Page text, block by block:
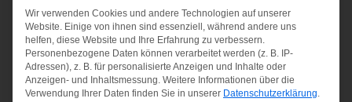
Wir verwenden Cookies und andere Technologien auf unserer
Website. Einige von ihnen sind essenziell, während andere uns
helfen, diese Website und Ihre Erfahrung zu verbessern.
Personenbezogene Daten können verarbeitet werden (z. B. IP-
Adressen), z. B. für personalisierte Anzeigen und Inhalte oder
Anzeigen- und Inhaltsmessung. Weitere Informationen über die
Verwendung Ihrer Daten finden Sie in unserer Datenschutzerklärung